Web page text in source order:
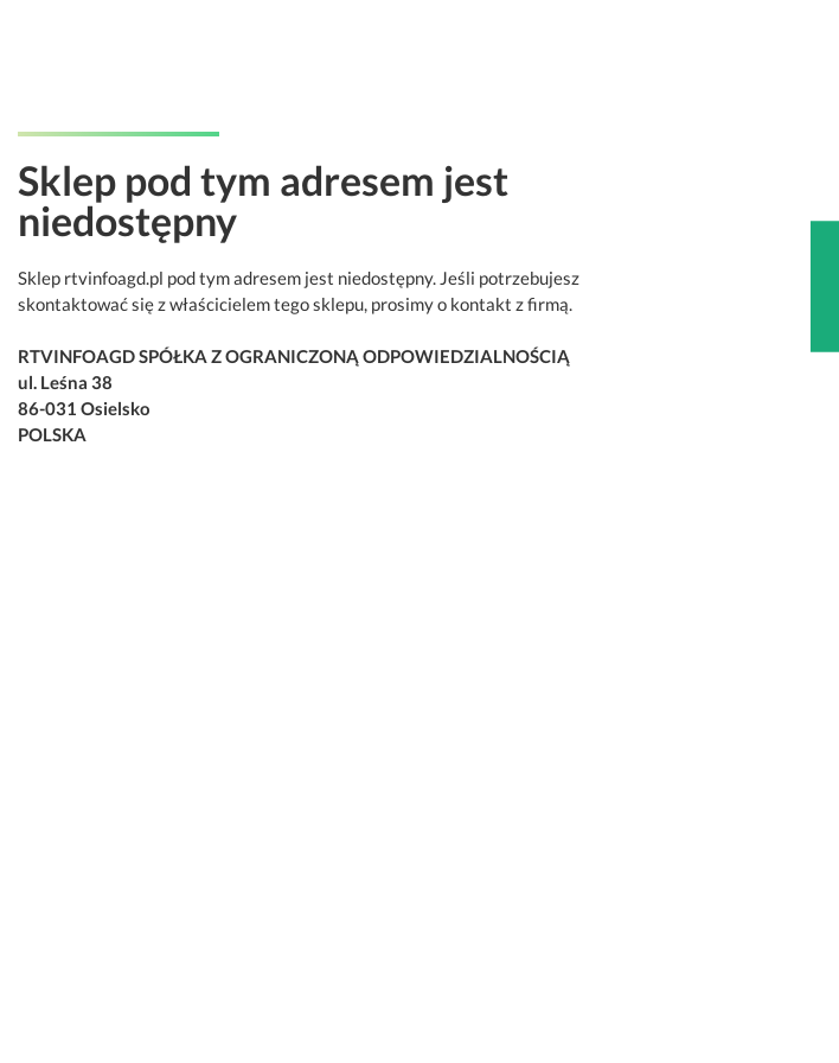
Sklep pod tym adresem jest
niedostępny
Sklep rtvinfoagd.pl pod tym adresem jest niedostępny. Jeśli potrzebujesz
skontaktować się z właścicielem tego sklepu, prosimy o kontakt z firmą.
RTVINFOAGD SPÓŁKA Z OGRANICZONĄ ODPOWIEDZIALNOŚCIĄ
ul. Leśna 38
86-031 Osielsko
POLSKA